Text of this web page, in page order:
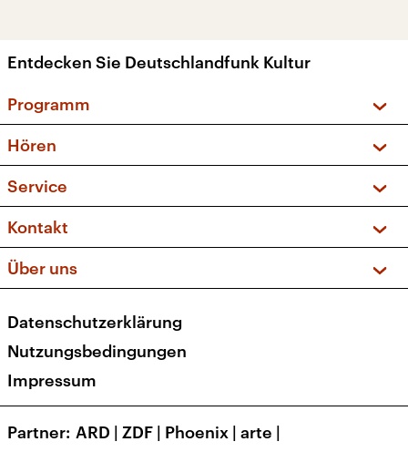
Entdecken Sie Deutschlandfunk Kultur
Programm
Sendungen und Podcasts
Musikliste
Kakadu – Das Kinderprogramm
Hören
Frequenzen (UKW + DAB+)
Service
FAQ
Apps
Newsletter
Veranstaltungen
Kontakt
Social Media
Über uns
Presse
Karriere
Transparenz
Datenschutzerklärung
Nutzungsbedingungen
Impressum
Partner ARD | ZDF | Phoenix | arte |